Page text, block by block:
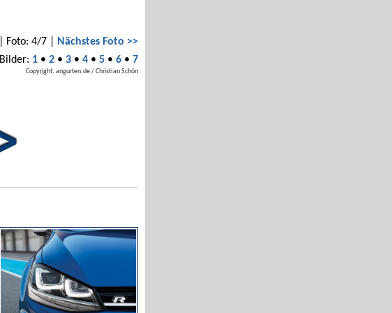
| Foto: 4/7 |
Nächstes Foto >>
Bilder: 1 • 2 • 3 • 4 • 5 • 6 • 7
Copyright: angurten.de / Christian Schön